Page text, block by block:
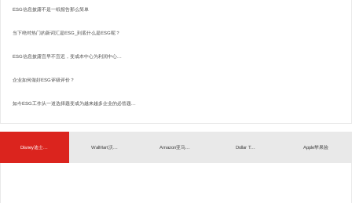
ESG信息披露不是一纸报告那么简单
当下绝对热门的新词汇是ESG_到底什么是ESG呢？
ESG信息披露宜早不宜迟，变成本中心为利润中心...
企业如何做好ESG评级评价？
如今ESG工作从一道选择题变成为越来越多企业的必答题...
Disney迪士... WalMart沃... Amazon亚马... Dollar T... Apple苹果验